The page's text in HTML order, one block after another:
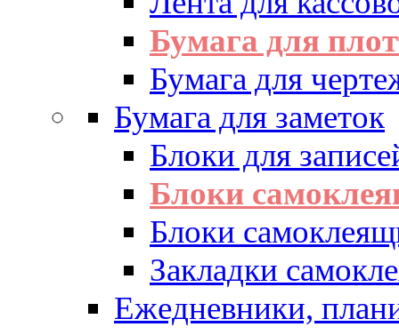
Бумага для
Бумага для
Бумага для заметок
Блоки для
Блоки
Блоки
Закладки
Ежедневники,